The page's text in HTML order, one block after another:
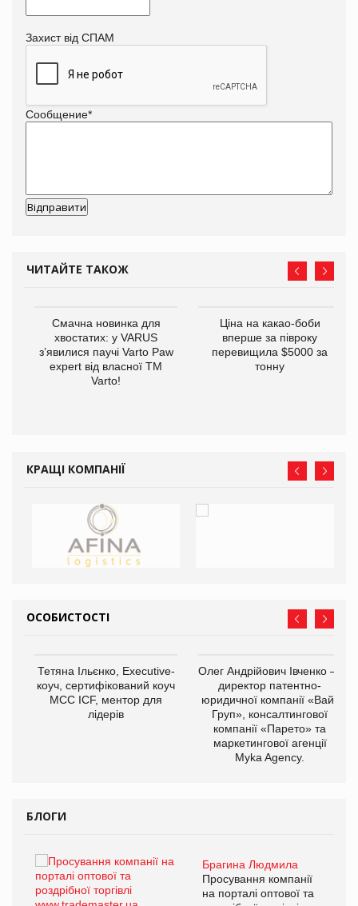
Захист від СПАМ
Сообщение*
ЧИТАЙТЕ ТАКОЖ
Смачна новинка для
хвостатих: у VARUS
з’явилися паучі Varto Paw
expert від власної ТМ
Varto!
Ціна на какао-боби
вперше за півроку
перевищила $5000 за
тонну
КРАЩІ КОМПАНІЇ
ОСОБИСТОСТІ
Тетяна Ільєнко, Executive-
коуч, сертифікований коуч
МСС ICF, ментор для
лідерів
Олег Андрійович Івченко —
директор патентно-
юридичної компанії «Вайз
Груп», консалтингової
компанії «Парето» та
маркетингової агенції
Myka Agency.
БЛОГИ
Брагина Людмила
Просування компанії
на порталі оптової та